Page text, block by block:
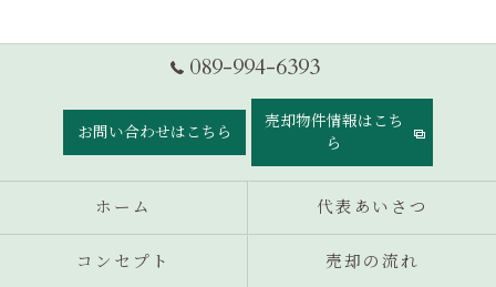
089-994-6393
お問い合わせはこちら
売却物件情報はこち
ら
ホーム 代表あいさつ
コンセプト 売却の流れ